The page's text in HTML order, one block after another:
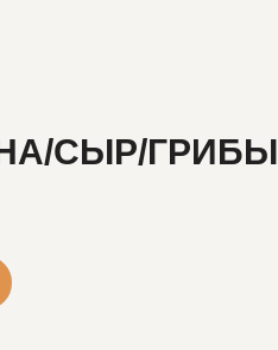
СЫР/ГРИБЫ